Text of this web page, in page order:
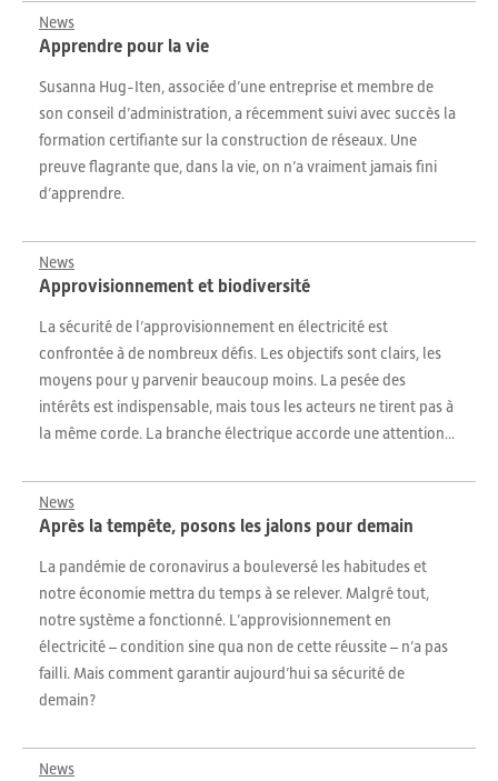
News
Apprendre pour la vie
Susanna Hug-Iten, associée d’une entreprise et membre de
son conseil d’administration, a récemment suivi avec succès la
formation certifiante sur la construction de réseaux. Une
preuve flagrante que, dans la vie, on n’a vraiment jamais fini
d’apprendre.
News
Approvisionnement et biodiversité
La sécurité de l’approvisionnement en électricité est
confrontée à de nombreux défis. Les objectifs sont clairs, les
moyens pour y parvenir beaucoup moins. La pesée des
intérêts est indispensable, mais tous les acteurs ne tirent pas à
la même corde. La branche électrique accorde une attention...
News
Après la tempête, posons les jalons pour demain
La pandémie de coronavirus a bouleversé les habitudes et
notre économie mettra du temps à se relever. Malgré tout,
notre système a fonctionné. L’approvisionnement en
électricité – condition sine qua non de cette réussite – n’a pas
failli. Mais comment garantir aujourd’hui sa sécurité de
demain?
News